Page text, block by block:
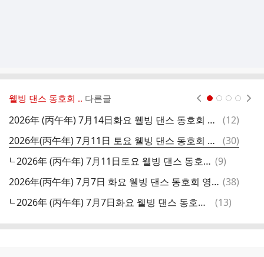
웰빙 댄스 동호회 .. 다른글
2026年 (丙午年) 7月14日화요 웰빙 댄스 동호회 영등포 금마차초복전야제 (오리로스)회계보고
댓
(12)
2026年(丙午年) 7月11日 토요 웰빙 댄스 동호회 영등포 금마차
댓
글
(30)
2026年 (丙午年) 7月11日토요 웰빙 댄스 동호회 영등포 금마차 회계보고 댓
(9)
2026年(丙午年) 7月7日 화요 웰빙 댄스 동호회 영등포 금마차 댓
(38)
2026年 (丙午年) 7月7日화요 웰빙 댄스 동호회 영등포 금마차 회계보고
댓
(13)